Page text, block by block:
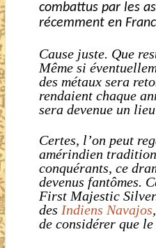
combattus par les
récemment en
Cause juste. Que
Même si
des métaux sera
rendaient chaque
sera devenue un
Certes, l’on peut
amérindien
conquérants, ce
devenus fantômes.
First Majestic
des Indiens Navajos
de considérer que